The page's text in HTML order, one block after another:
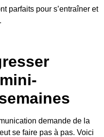
parfaits pour s’entraîner et
demande de la
se faire pas à pas. Voici